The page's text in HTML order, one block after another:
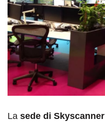
La sede di Skyscanner